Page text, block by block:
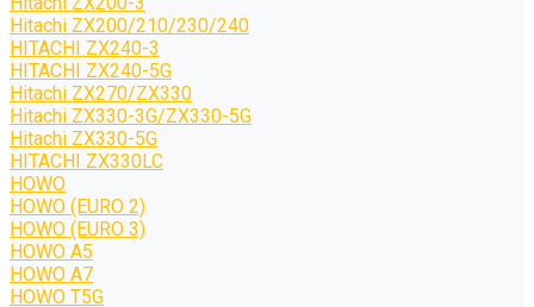
Hitachi ZX200/210/230/240
HITACHI ZX240-3
HITACHI ZX240-5G
Hitachi ZX270/ZX330
Hitachi ZX330-3G/ZX330-5G
Hitachi ZX330-5G
HITACHI ZX330LC
HOWO
HOWO (EURO 2)
HOWO (EURO 3)
HOWO A5
HOWO A7
HOWO T5G